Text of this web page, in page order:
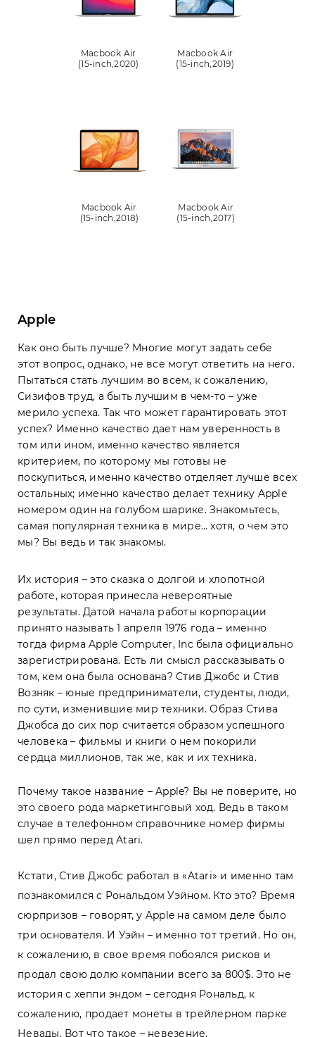
Macbook Air
(15-inch,2020)
Macbook Air
(15-inch,2019)
Macbook Air
(15-inch,2018)
Macbook Air
(15-inch,2017)
Apple
Как оно быть лучше? Многие могут задать себе
этот вопрос, однако, не все могут ответить на него.
Пытаться стать лучшим во всем, к сожалению,
Сизифов труд, а быть лучшим в чем-то – уже
мерило успеха. Так что может гарантировать этот
успех? Именно качество дает нам уверенность в
том или ином, именно качество является
критерием, по которому мы готовы не
поскупиться, именно качество отделяет лучше всех
остальных; именно качество делает технику Apple
номером один на голубом шарике. Знакомьтесь,
самая популярная техника в мире… хотя, о чем это
мы? Вы ведь и так знакомы.
Их история – это сказка о долгой и хлопотной
работе, которая принесла невероятные
результаты. Датой начала работы корпорации
принято называть 1 апреля 1976 года – именно
тогда фирма Apple Computer, Inc была официально
зарегистрирована. Есть ли смысл рассказывать о
том, кем она была основана? Стив Джобс и Стив
Возняк – юные предприниматели, студенты, люди,
по сути, изменившие мир техники. Образ Стива
Джобса до сих пор считается образом успешного
человека – фильмы и книги о нем покорили
сердца миллионов, так же, как и их техника.
Почему такое название – Apple? Вы не поверите, но
это своего рода маркетинговый ход. Ведь в таком
случае в телефонном справочнике номер фирмы
шел прямо перед Atari.
Кстати, Стив Джобс работал в «Atari» и именно там
познакомился с Рональдом Уэйном. Кто это? Время
сюрпризов – говорят, у Apple на самом деле было
три основателя. И Уэйн – именно тот третий. Но он,
к сожалению, в свое время побоялся рисков и
продал свою долю компании всего за 800$. Это не
история с хеппи эндом – сегодня Рональд, к
сожалению, продает монеты в трейлерном парке
Невады. Вот что такое – невезение.